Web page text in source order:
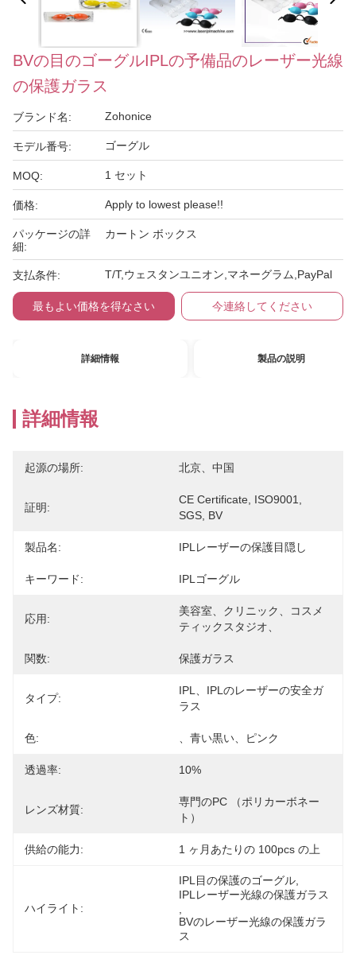
BVの目のゴーグルIPLの予備品のレーザー光線
の保護ガラス
ブランド名: Zohonice
モデル番号: ゴーグル
MOQ: 1 セット
価格: Apply to lowest please!!
パッケージの詳
細:
カートン ボックス
支払条件: T/T,ウェスタンユニオン,マネーグラム,PayPal
最もよい価格を得なさい 今連絡してください
詳細情報 製品の説明
詳細情報
起源の場所: 北京、中国
証明:
CE Certificate, ISO9001,
SGS, BV
製品名: IPLレーザーの保護目隠し
キーワード: IPLゴーグル
応用:
美容室、クリニック、コスメ
ティックスタジオ、
関数: 保護ガラス
タイプ:
IPL、IPLのレーザーの安全ガ
ラス
色: 、青い黒い、ピンク
透過率: 10%
レンズ材質:
専門のPC （ポリカーボネー
ト）
供給の能力: 1 ヶ月あたりの 100pcs の上
ハイライト:
IPL目の保護のゴーグル
IPLレーザー光線の保護ガラス
BVのレーザー光線の保護ガラ
ス